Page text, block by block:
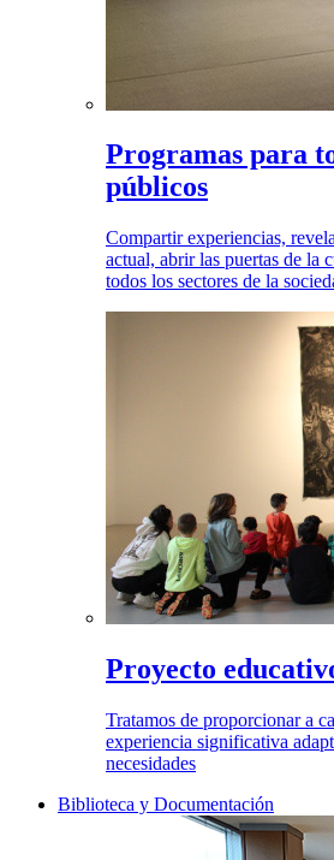
Programas para
públicos
Compartir experiencias,
actual, abrir las puertas de la
todos los sectores de la
Proyecto
Tratamos de proporcionar a
experiencia significativa
necesidades
Biblioteca y Documentación